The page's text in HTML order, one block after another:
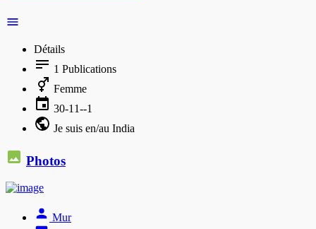
Détails
1 Publications
Femme
30-11--1
Je suis en/au India
Photos
Mur